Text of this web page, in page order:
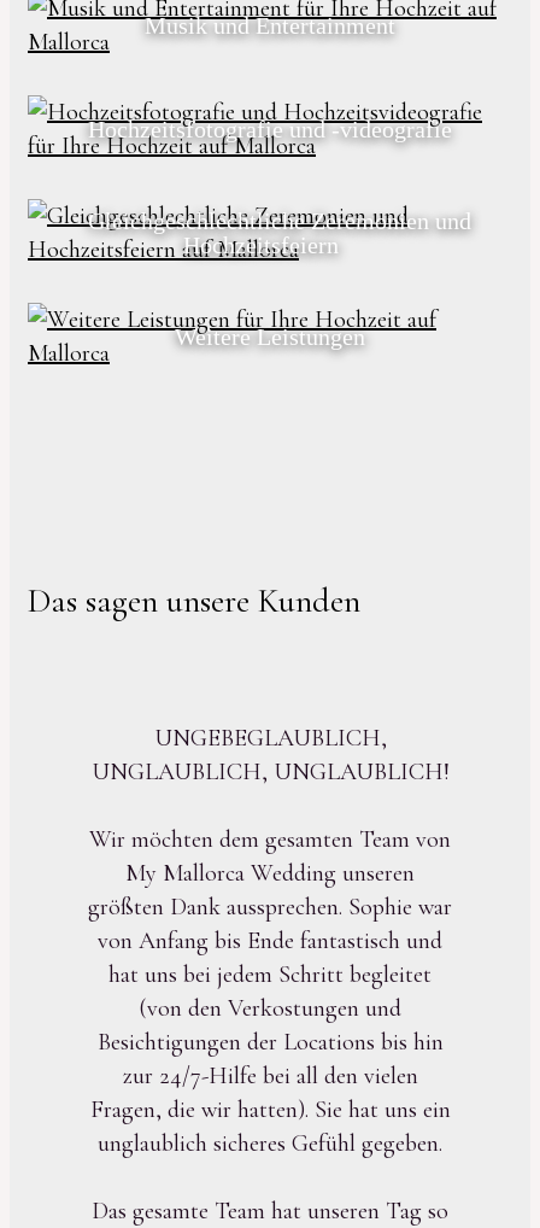
Musik und Entertainment
Hochzeitsfotografie und -videografie
Gleichgeschlechtliche Zeremonien und
Hochzeitsfeiern
Weitere Leistungen
Das sagen unsere Kunden
UNGEBEGLAUBLICH,
UNGLAUBLICH, UNGLAUBLICH!
Wir möchten dem gesamten Team von
My Mallorca Wedding unseren
größten Dank aussprechen. Sophie war
von Anfang bis Ende fantastisch und
hat uns bei jedem Schritt begleitet
(von den Verkostungen und
Besichtigungen der Locations bis hin
zur 24/7-Hilfe bei all den vielen
Fragen, die wir hatten). Sie hat uns ein
unglaublich sicheres Gefühl gegeben.
Das gesamte Team hat unseren Tag so